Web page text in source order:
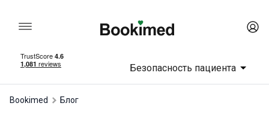
Безопасность пациента
Bookimed Блог